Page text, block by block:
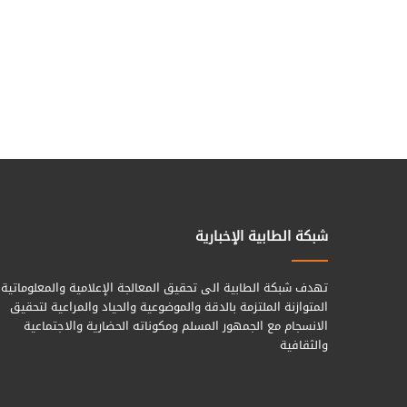
شبكة الطابية الإخبارية
تهدف شبكة الطابية الى تحقيق المعالجة الإعلامية والمعلوماتية
المتوازنة الملتزمة بالدقة والموضوعية والحياد والمراعية لتحقيق
الانسجام مع الجمهور المسلم ومكوناته الحضارية والاجتماعية
والثقافية